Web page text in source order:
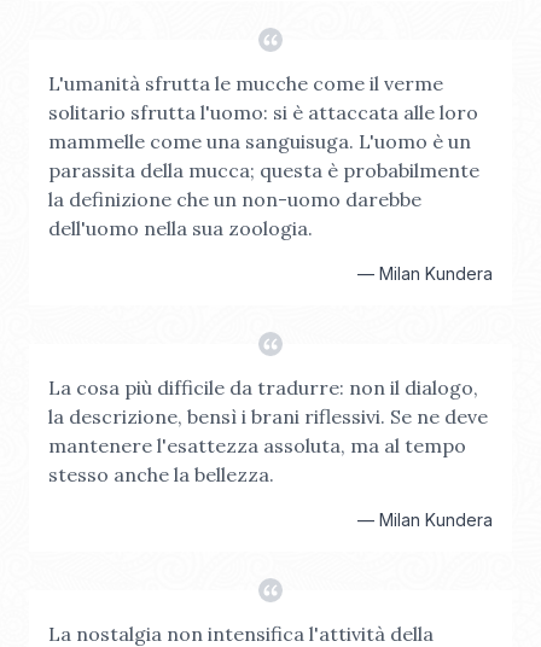
L'umanità sfrutta le mucche come il verme
solitario sfrutta l'uomo: si è attaccata alle loro
mammelle come una sanguisuga. L'uomo è un
parassita della mucca; questa è probabilmente
la definizione che un non-uomo darebbe
dell'uomo nella sua zoologia.
— Milan Kundera
La cosa più difficile da tradurre: non il dialogo,
la descrizione, bensì i brani riflessivi. Se ne deve
mantenere l'esattezza assoluta, ma al tempo
stesso anche la bellezza.
— Milan Kundera
La nostalgia non intensifica l'attività della